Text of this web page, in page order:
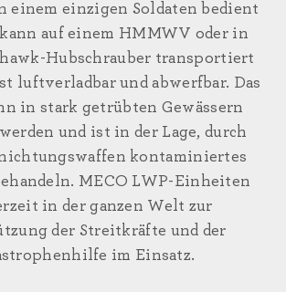
einem einzigen Soldaten bedient
auf einem HMMWV oder in
Hubschrauber transportiert
luftverladbar und abwerfbar. Das
in stark getrübten Gewässern
und ist in der Lage, durch
kontaminiertes
MECO LWP-Einheiten
in der ganzen Welt zur
der Streitkräfte und der
im Einsatz.